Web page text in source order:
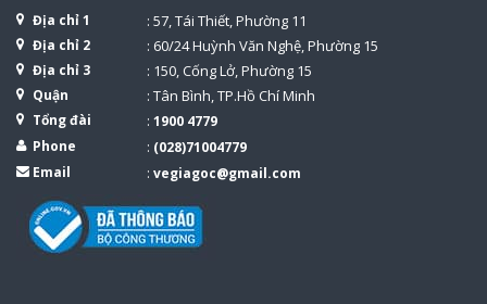
Địa chỉ 1 : 57, Tái Thiết, Phường 11
Địa chỉ 2 : 60/24 Huỳnh Văn Nghệ, Phường 15
Địa chỉ 3 : 150, Cống Lở, Phường 15
Quận : Tân Bình, TP.Hồ Chí Minh
Tổng đài : 1900 4779
Phone
: (028)71004779
Email
: vegiagoc@gmail.com